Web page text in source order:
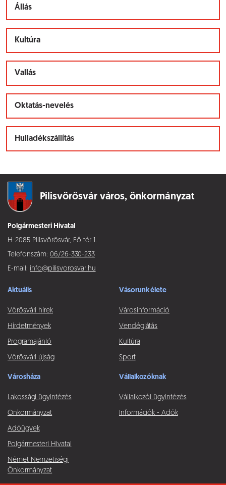
Állás
Kultúra
Vallás
Oktatás-nevelés
Hulladékszállítás
Pilisvörösvár város, önkormányzat
Polgármesteri Hivatal
H-2085 Pilisvörösvár, Fő tér 1.
Telefonszám: 06/26-330-233
E-mail: info@pilisvorosvar.hu
Aktuális
Vörösvári hírek
Hírdetmények
Programajánló
Vörösvári újság
Vásorunk élete
Városinformáció
Vendéglátás
Kultúra
Sport
Városháza
Lakossági ügyintézés
Önkormányzat
Adóügyek
Polgármesteri Hivatal
Német Nemzetiségi
Önkormányzat
Vállalkozóknak
Vállalkozói ügyintézés
Információk - Adók